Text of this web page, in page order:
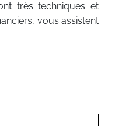
très techniques et
vous assistent